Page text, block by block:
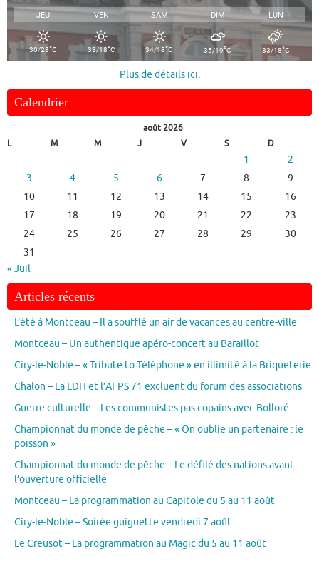
JEU VEN SAM DIM LUN
30/28°C 33/18°C 34/18°C 35/19°C 33/18°C
Plus de détails ici.
Calendrier
août 2026
L
M M J V S D
1
2
3
4 5 6 7 8
9
10
11 12 13 14 15
16
17
18 19 20 21 22
23
24
25 26 27 28 29
30
31
« Juil
Articles récents
L’été à Montceau – Il a soufflé un air de vacances au centre-ville
Montceau – Un authentique apéro-concert au Baraillot
Ciry-le-Noble – « Tribute to Téléphone » en illimité à la Briqueterie
Chalon – La LDH et l’AFPS 71 excluent du forum des associations
Guerre culturelle – Les communistes pas copains avec Bolloré
Championnat du monde de pêche – « On oublie un partenaire : le
poisson »
Championnat du monde de pêche – Le défilé des nations avant
l’ouverture officielle
Montceau – La programmation au Capitole du 5 au 11 août
Ciry-le-Noble – Soirée guiguette vendredi 7 août
Le Creusot – La programmation au Magic du 5 au 11 août